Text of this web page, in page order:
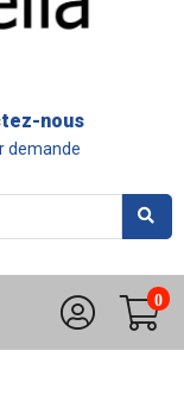
nous
demande
0